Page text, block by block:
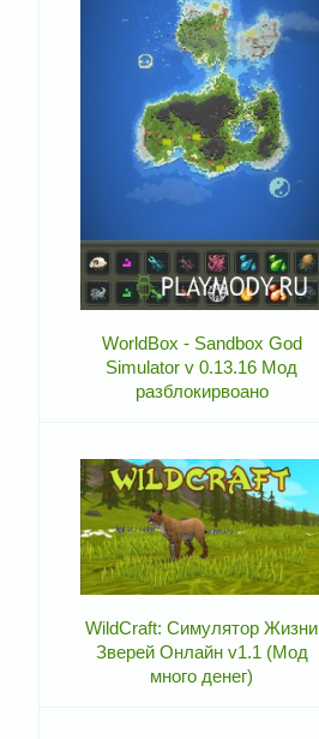
WorldBox - Sandbox God
Simulator v 0.13.16 Мод
разблокирвоано
WildCraft: Симулятор Жизни
Зверей Онлайн v1.1 (Мод
много денег)